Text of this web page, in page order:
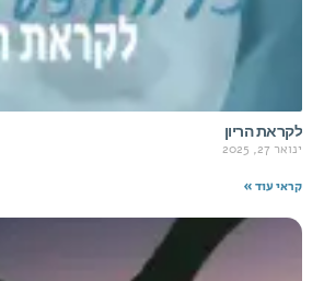
לקראת הריון
ינואר 27, 2025
קראי עוד »